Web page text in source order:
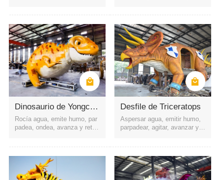
parque de atracciones
pelicula, televisión y escenario
las calles alrededor del centro comercial
Área Escénica
Parque
Dinosaurio de Yongchuan
Rocía agua, emite humo, par
padea, ondea, avanza y retro
Desfile de Triceratops
Aspersar agua, emitir humo,
parpadear, agitar, avanzar y r